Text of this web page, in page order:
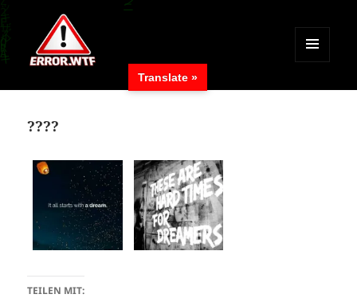
MENÜ
WIDGETS
????
TEILEN MIT:
Translate »